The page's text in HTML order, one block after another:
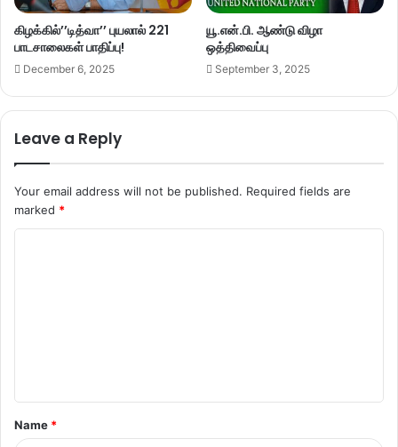
கிழக்கில்’’டித்வா’’ புயலால் 221
பாடசாலைகள் பாதிப்பு!
December 6, 2025
யூ.என்.பி. ஆண்டு விழா
ஒத்திவைப்பு
September 3, 2025
Leave a Reply
Your email address will not be published. Required fields are
marked *
t
*
Name *